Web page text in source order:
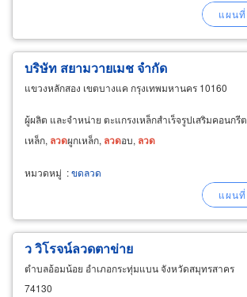
บริษัท สยามวายเมช จำกัด
แขวงหลักสอง เขตบางแค กรุงเทพมหานคร 10160
ผู้ผลิต และจำหน่าย ตะแกรงเหล็กสำเร็จรูปเสริมคอนกรีต
เหล็ก, ลวดผูกเหล็ก, ลวดอบ, ลวด
หมวดหมู่ :ขดลวด
ว วิโรจน์ลวดตาข่าย
ตำบลอ้อมน้อย อำเภอกระทุ่มแบน จังหวัดสมุทรสาคร
74130